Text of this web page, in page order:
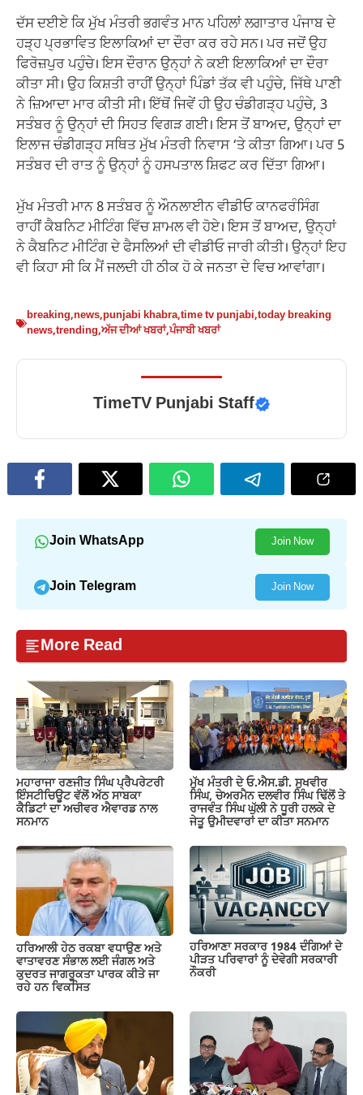
ਦੱਸ ਦਈਏ ਕਿ ਮੁੱਖ ਮੰਤਰੀ ਭਗਵੰਤ ਮਾਨ ਪਹਿਲਾਂ ਲਗਾਤਾਰ ਪੰਜਾਬ ਦੇ
ਹੜ੍ਹ ਪ੍ਰਭਾਵਿਤ ਇਲਾਕਿਆਂ ਦਾ ਦੌਰਾ ਕਰ ਰਹੇ ਸਨ। ਪਰ ਜਦੋਂ ਉਹ
ਫਿਰੋਜ਼ਪੁਰ ਪਹੁੰਚੇ। ਇਸ ਦੌਰਾਨ ਉਨ੍ਹਾਂ ਨੇ ਕਈ ਇਲਾਕਿਆਂ ਦਾ ਦੌਰਾ
ਕੀਤਾ ਸੀ। ਉਹ ਕਿਸ਼ਤੀ ਰਾਹੀਂ ਉਨ੍ਹਾਂ ਪਿੰਡਾਂ ਤੱਕ ਵੀ ਪਹੁੰਚੇ, ਜਿੱਥੇ ਪਾਣੀ
ਨੇ ਜ਼ਿਆਦਾ ਮਾਰ ਕੀਤੀ ਸੀ। ਇੱਥੋਂ ਜਿਵੇਂ ਹੀ ਉਹ ਚੰਡੀਗੜ੍ਹ ਪਹੁੰਚੇ, 3
ਸਤੰਬਰ ਨੂੰ ਉਨ੍ਹਾਂ ਦੀ ਸਿਹਤ ਵਿਗੜ ਗਈ। ਇਸ ਤੋਂ ਬਾਅਦ, ਉਨ੍ਹਾਂ ਦਾ
ਇਲਾਜ ਚੰਡੀਗੜ੍ਹ ਸਥਿਤ ਮੁੱਖ ਮੰਤਰੀ ਨਿਵਾਸ ‘ਤੇ ਕੀਤਾ ਗਿਆ। ਪਰ 5
ਸਤੰਬਰ ਦੀ ਰਾਤ ਨੂੰ ਉਨ੍ਹਾਂ ਨੂੰ ਹਸਪਤਾਲ ਸ਼ਿਫਟ ਕਰ ਦਿੱਤਾ ਗਿਆ।
ਮੁੱਖ ਮੰਤਰੀ ਮਾਨ 8 ਸਤੰਬਰ ਨੂੰ ਔਨਲਾਈਨ ਵੀਡੀਓ ਕਾਨਫਰੰਸਿੰਗ
ਰਾਹੀਂ ਕੈਬਨਿਟ ਮੀਟਿੰਗ ਵਿੱਚ ਸ਼ਾਮਲ ਵੀ ਹੋਏ। ਇਸ ਤੋਂ ਬਾਅਦ, ਉਨ੍ਹਾਂ
ਨੇ ਕੈਬਨਿਟ ਮੀਟਿੰਗ ਦੇ ਫੈਸਲਿਆਂ ਦੀ ਵੀਡੀਓ ਜਾਰੀ ਕੀਤੀ। ਉਨ੍ਹਾਂ ਇਹ
ਵੀ ਕਿਹਾ ਸੀ ਕਿ ਮੈਂ ਜਲਦੀ ਹੀ ਠੀਕ ਹੋ ਕੇ ਜਨਤਾ ਦੇ ਵਿਚ ਆਵਾਂਗਾ।
breaking,news,punjabi khabra,time tv punjabi,today breaking
news,trending,ਅੱਜ ਦੀਆਂ ਖਬਰਾਂ,ਪੰਜਾਬੀ ਖਬਰਾਂ
TimeTV Punjabi Staff
Join WhatsApp Join Now
Join Telegram Join Now
More Read
ਮਹਾਰਾਜਾ ਰਣਜੀਤ ਸਿੰਘ ਪ੍ਰੈਪਰੇਟਰੀ
ਇੰਸਟੀਚਿਊਟ ਵੱਲੋਂ ਅੱਠ ਸਾਬਕਾ
ਕੈਡਿਟਾਂ ਦਾ ਅਚੀਵਰ ਐਵਾਰਡ ਨਾਲ
ਸਨਮਾਨ
ਮੁੱਖ ਮੰਤਰੀ ਦੇ ਓ.ਐਸ.ਡੀ. ਸੁਖਵੀਰ
ਸਿੰਘ, ਚੇਅਰਮੈਨ ਦਲਵੀਰ ਸਿੰਘ ਢਿੱਲੋਂ ਤੇ
ਰਾਜਵੰਤ ਸਿੰਘ ਘੁੱਲੀ ਨੇ ਧੂਰੀ ਹਲਕੇ ਦੇ
ਜੇਤੂ ਉਮੀਦਵਾਰਾਂ ਦਾ ਕੀਤਾ ਸਨਮਾਨ
ਹਰਿਆਲੀ ਹੇਠ ਰਕਬਾ ਵਧਾਉਣ ਅਤੇ
ਵਾਤਾਵਰਣ ਸੰਭਾਲ ਲਈ ਜੰਗਲ ਅਤੇ
ਕੁਦਰਤ ਜਾਗਰੂਕਤਾ ਪਾਰਕ ਕੀਤੇ ਜਾ
ਰਹੇ ਹਨ ਵਿਕਸਿਤ
ਹਰਿਆਣਾ ਸਰਕਾਰ 1984 ਦੰਗਿਆਂ ਦੇ
ਪੀੜਤ ਪਰਿਵਾਰਾਂ ਨੂੰ ਦੇਵੇਗੀ ਸਰਕਾਰੀ
ਨੌਕਰੀ